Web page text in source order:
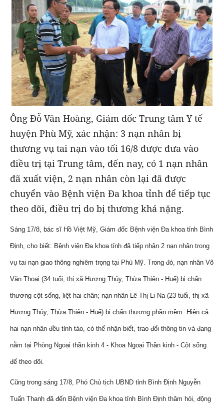
Ông Đỗ Văn Hoàng, Giám đốc Trung tâm Y tế
huyện Phù Mỹ, xác nhận: 3 nạn nhân bị
thương vụ tai nạn vào tối 16/8 được đưa vào
điều trị tại Trung tâm, đến nay, có 1 nạn nhân
đã xuất viện, 2 nạn nhân còn lại đã được
chuyển vào Bệnh viện Đa khoa tỉnh để tiếp tục
theo dõi, điều trị do bị thương khá nặng.
Sáng 17/8, bác sĩ Hồ Việt Mỹ, Giám đốc Bệnh viện Đa khoa tỉnh Bình
Định, cho biết: Bệnh viện Đa khoa tỉnh đã tiếp nhận 2 nạn nhân trong
vụ tai nạn giao thông nghiêm trọng tại Phù Mỹ. Trong đó, nạn nhân Võ
Văn Thoại (34 tuổi, thị xã Hương Thủy, Thừa Thiên - Huế) bị chấn
thương cột sống, liệt hai chân; nạn nhân Lê Thị Li Na (23 tuổi, thị xã
Hương Thủy, Thừa Thiên - Huế) bị chấn thương phần mềm. Hiện cả
hai nạn nhân đều tỉnh táo, có thể nhận biết, trao đổi thông tin và đang
nằm tại Phòng Ngoại thần kinh 4 - Khoa Ngoại Thần kinh - Cột sống
để theo dõi.
Cũng trong sáng 17/8, Phó Chủ tịch UBND tỉnh Bình Định Nguyễn
Tuấn Thanh đã đến Bệnh viện Đa khoa tỉnh Bình Định thăm hỏi, động